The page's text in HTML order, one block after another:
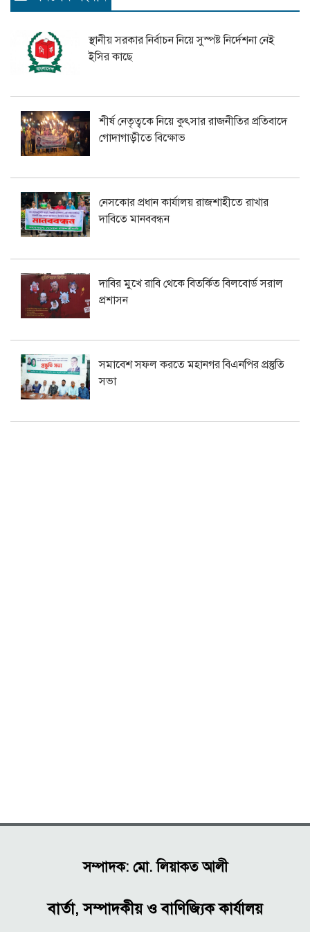
স্থানীয় সরকার নির্বাচন নিয়ে সুস্পষ্ট নির্দেশনা নেই
ইসির কাছে
শীর্ষ নেতৃত্বকে নিয়ে কুৎসার রাজনীতির প্রতিবাদে
গোদাগাড়ীতে বিক্ষোভ
নেসকোর প্রধান কার্যালয় রাজশাহীতে রাখার
দাবিতে মানববন্ধন
দাবির মুখে রাবি থেকে বিতর্কিত বিলবোর্ড সরাল
প্রশাসন
সমাবেশ সফল করতে মহানগর বিএনপির প্রস্তুতি
সভা
সম্পাদক: মো. লিয়াকত আলী
বার্তা, সম্পাদকীয় ও বাণিজ্যিক কার্যালয়